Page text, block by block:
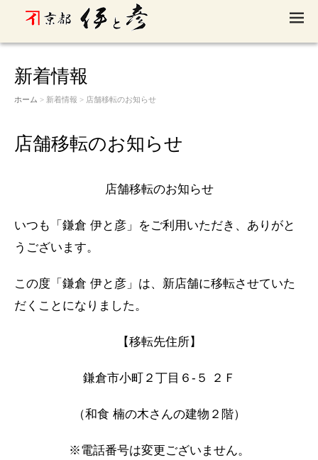
EN
新着情報
ホーム > 新着情報 > 店舗移転のお知らせ
店舗移転のお知らせ
店舗移転のお知らせ
いつも「鎌倉 伊と彦」をご利用いただき、ありがと
うございます。
この度「鎌倉 伊と彦」は、新店舗に移転させていた
だくことになりました。
【移転先住所】
鎌倉市小町２丁目６-５ ２Ｆ
（和食 楠の木さんの建物２階）
※電話番号は変更ございません。